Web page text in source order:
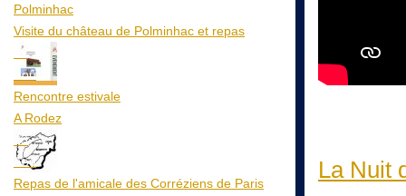
Polminhac
Visite du château de Polminhac et repas
12
Aoû
Rencontre estivale
A Rodez
23
Aoû
Repas de l'amicale des Corréziens de Paris
La Nuit